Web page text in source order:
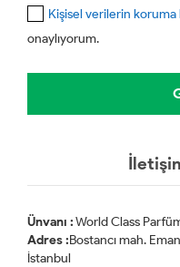
Kişisel verilerin koruma
onaylıyorum.
Ünvanı :World Class
Adres :Bostancı mah.
İstanbul